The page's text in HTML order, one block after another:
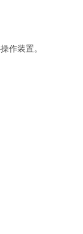
作装置。